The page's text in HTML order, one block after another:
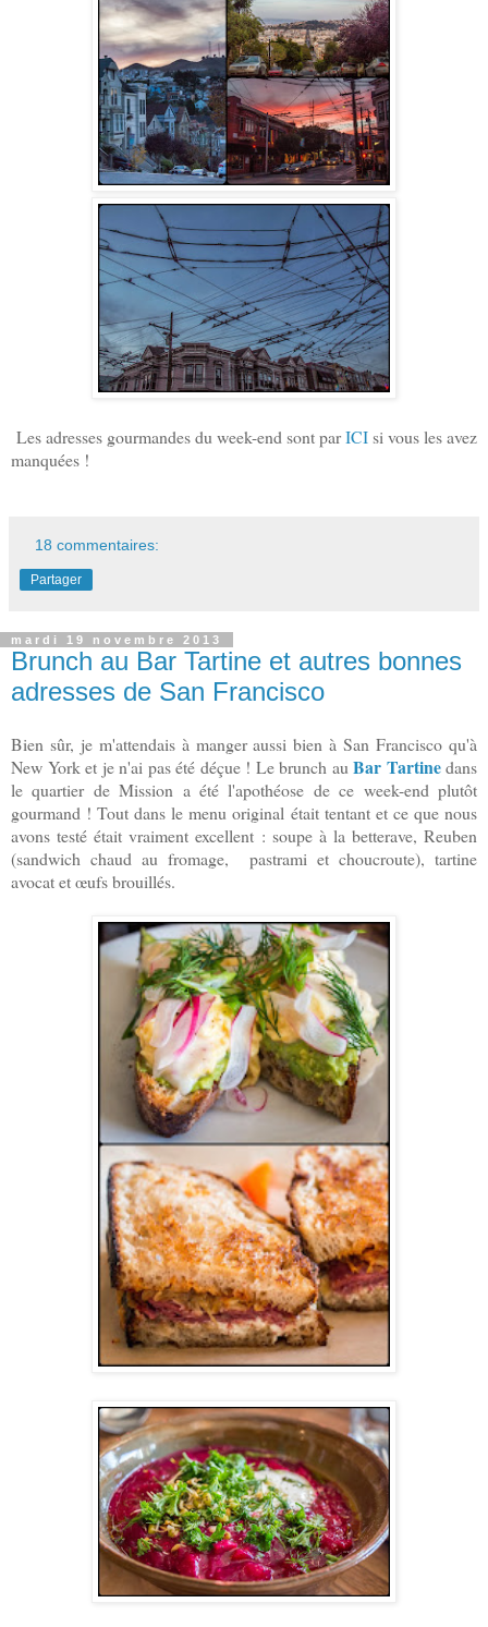
Les adresses gourmandes du week-end sont parICIsi vous les avez
manquées !
18 commentaires:
Partager
mardi 19 novembre 2013
Brunch au Bar Tartine et autres bonnes
adresses de San Francisco
Bien sûr, je m'attendais à manger aussi bien à San Francisco qu'à
New York et je n'ai pas été déçue ! Le brunch au Bar Tartinedans
le quartier de Mission a été l'apothéose de ce week-end plutôt
gourmand ! Tout dans le menu original était tentant et ce que nous
avons testé était vraiment excellent : soupe à la betterave, Reuben
(sandwich chaud au fromage, pastrami et choucroute), tartine
avocat et œufs brouillés.